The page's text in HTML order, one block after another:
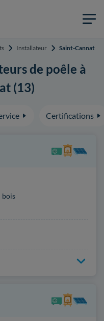
Installateur Saint-Cannat
de poêle à
(13)
Certifications
bois